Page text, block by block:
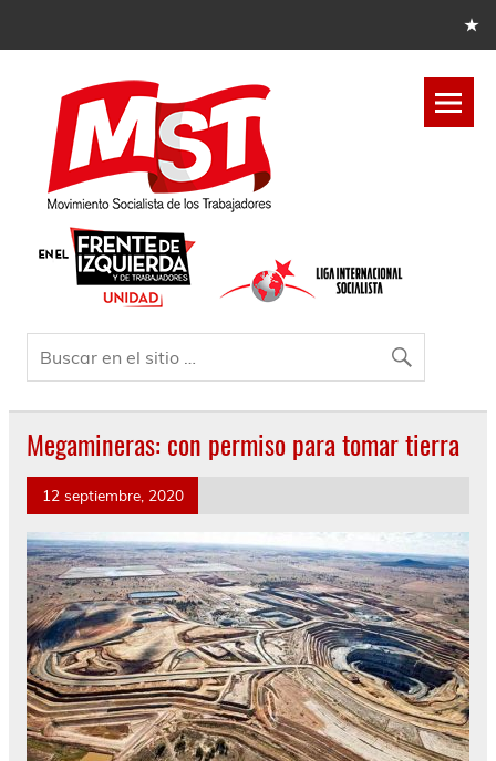
Megamineras: con permiso para tomar tierra
12 septiembre, 2020